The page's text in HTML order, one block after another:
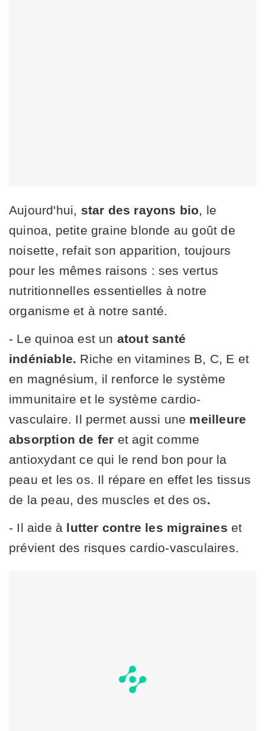
Aujourd'hui, star des rayons bio , le
quinoa, petite graine blonde au goût de
noisette, refait son apparition, toujours
pour les mêmes raisons : ses vertus
nutritionnelles essentielles à notre
organisme et à notre santé.
- Le quinoa est un atout santé
indéniable. Riche en vitamines B, C, E et
en magnésium, il renforce le système
immunitaire et le système cardio-
vasculaire. Il permet aussi une meilleure
absorption de fer et agit comme
antioxydant ce qui le rend bon pour la
peau et les os. Il répare en effet les tissus
de la peau, des muscles et des os.
- Il aide à lutter contre les migraines et
prévient des risques cardio-vasculaires.